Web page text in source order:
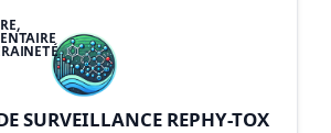
SURVEILLANCE REPHY-TOX